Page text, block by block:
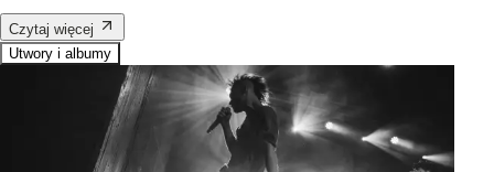
Czytaj więcej
Utwory i albumy